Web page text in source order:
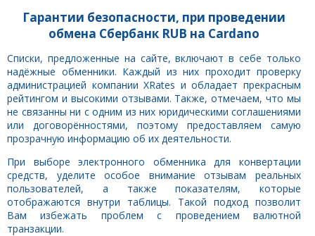
Гарантии безопасности, при проведении
обмена Сбербанк RUB на Cardano
Списки, предложенные на сайте, включают в себе только
надёжные обменники. Каждый из них проходит проверку
администрацией компании XRates и обладает прекрасным
рейтингом и высокими отзывами. Также, отмечаем, что мы
не связанны ни с одним из них юридическими соглашениями
или договорённостями, поэтому предоставляем самую
прозрачную информацию об их деятельности.
При выборе электронного обменника для конвертации
средств, уделите особое внимание отзывам реальных
пользователей, а также показателям, которые
отображаются внутри таблицы. Такой подход позволит
Вам избежать проблем с проведением валютной
транзакции.